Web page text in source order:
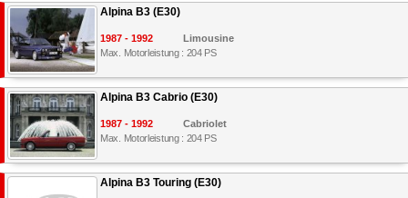
Alpina B3 (E30)
1987 - 1992
Limousine
Max. Motorleistung : 204 PS
Alpina B3 Cabrio (E30)
1987 - 1992
Cabriolet
Max. Motorleistung : 204 PS
Alpina B3 Touring (E30)